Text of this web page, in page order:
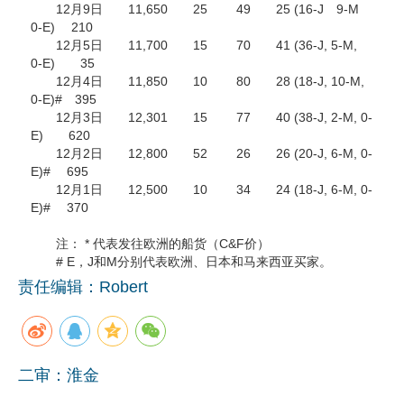
12月9日 11,650 25 49 25 (16-J 9-M
0-E) 210
12月5日 11,700 15 70 41 (36-J, 5-M,
0-E) 35
12月4日 11,850 10 80 28 (18-J, 10-M,
0-E)# 395
12月3日 12,301 15 77 40 (38-J, 2-M, 0-
E) 620
12月2日 12,800 52 26 26 (20-J, 6-M, 0-
E)# 695
12月1日 12,500 10 34 24 (18-J, 6-M, 0-
E)# 370
注： * 代表发往欧洲的船货（C&F价）
# E，J和M分别代表欧洲、日本和马来西亚买家。
责任编辑：Robert
二审：淮金